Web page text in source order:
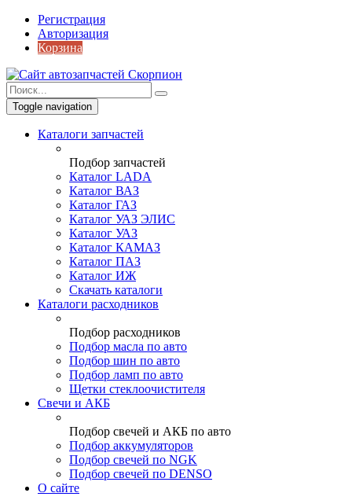
Регистрация
Авторизация
Корзина
Toggle navigation
Каталоги запчастей
Подбор запчастей
Каталог LADA
Каталог ВАЗ
Каталог ГАЗ
Каталог УАЗ ЭЛИС
Каталог УАЗ
Каталог КАМАЗ
Каталог ПАЗ
Каталог ИЖ
Скачать каталоги
Каталоги расходников
Подбор расходников
Подбор масла по авто
Подбор шин по авто
Подбор ламп по авто
Щетки стеклоочистителя
Свечи и АКБ
Подбор свечей и АКБ по авто
Подбор аккумуляторов
Подбор свечей по NGK
Подбор свечей по DENSO
О сайте